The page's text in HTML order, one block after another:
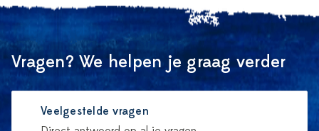
Vragen? We helpen je graag verder
Veelgestelde vragen